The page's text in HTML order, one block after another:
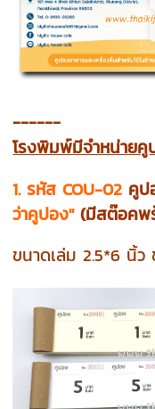
------
โรงพิมพ์มีจำหน่ายคู
1. รหัส COU-02 คูป
ว่าคูปอง"(มีสต๊อคพ
ขนาดเล่ม 2.5*6 นิ้